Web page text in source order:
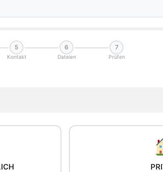
5
Kontakt
6
Dateien
7
Prüfen